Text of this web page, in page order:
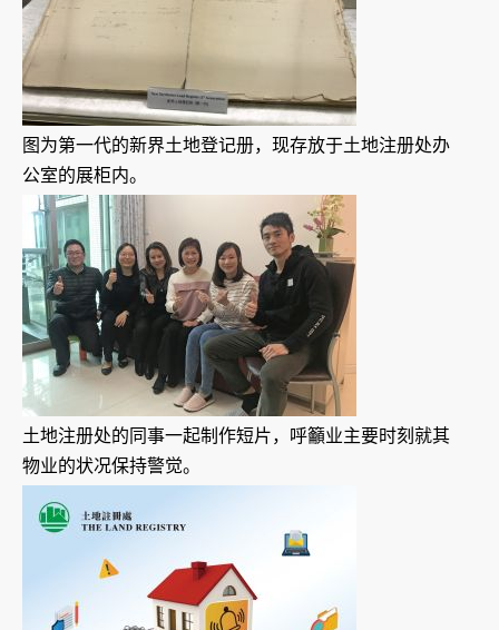
图为第一代的新界土地登记册，现存放于土地注册处办
公室的展柜内。
土地注册处的同事一起制作短片，呼籲业主要时刻就其
物业的状况保持警觉。